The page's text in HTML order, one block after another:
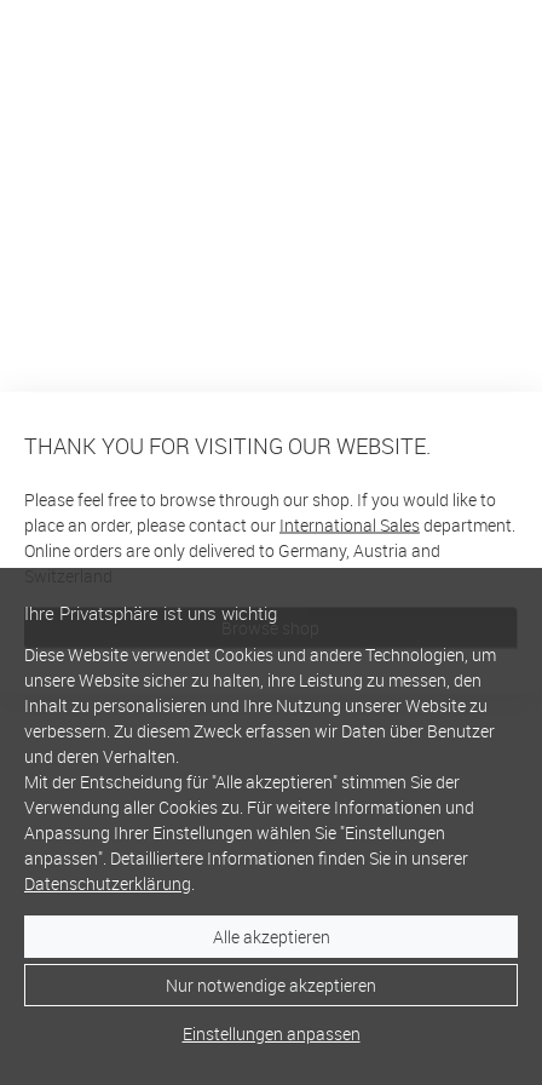
THANK YOU FOR VISITING OUR WEBSITE.
Please feel free to browse through our shop. If you would like to
place an order, please contact our International Salesdepartment.
Online orders are only delivered to Germany, Austria and
Switzerland
Browse shop
Ihre Privatsphäre ist uns wichtig
Diese Website verwendet Cookies und andere Technologien, um
unsere Website sicher zu halten, ihre Leistung zu messen, den
Inhalt zu personalisieren und Ihre Nutzung unserer Website zu
verbessern. Zu diesem Zweck erfassen wir Daten über Benutzer
und deren Verhalten.
Mit der Entscheidung für "Alle akzeptieren" stimmen Sie der
Verwendung aller Cookies zu. Für weitere Informationen und
Anpassung Ihrer Einstellungen wählen Sie "Einstellungen
anpassen". Detailliertere Informationen finden Sie in unserer
Datenschutzerklärung.
Alle akzeptieren
Nur notwendige akzeptieren
Einstellungen anpassen